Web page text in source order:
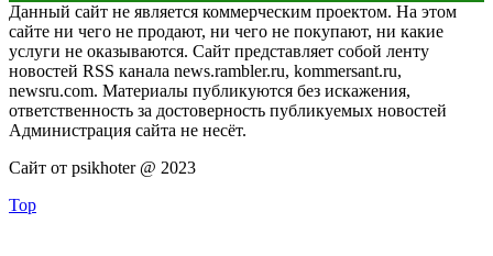
Данный сайт не является коммерческим проектом. На этом
сайте ни чего не продают, ни чего не покупают, ни какие
услуги не оказываются. Сайт представляет собой ленту
новостей RSS канала news.rambler.ru, kommersant.ru,
newsru.com. Материалы публикуются без искажения,
ответственность за достоверность публикуемых новостей
Администрация сайта не несёт.
Сайт от psikhoter @ 2023
Top